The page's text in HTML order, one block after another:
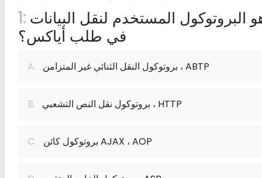
1:
في طلب أياكس؟
A. بروتوكول النقل الثنائي غير المتزامن ، ABTP
B. بروتوكول نقل النص التشعبي ، HTTP
C. بروتوكول كائن AJAX ، AOP